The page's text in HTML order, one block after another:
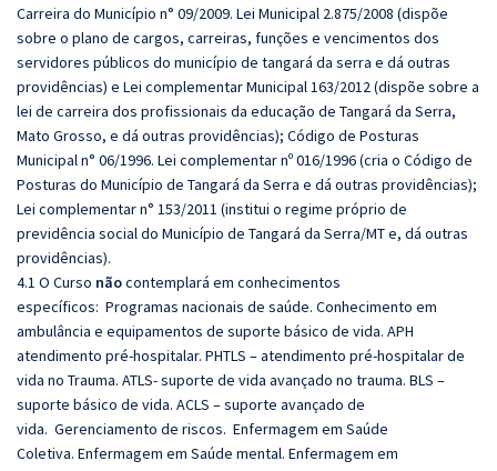
Carreira do Município n° 09/2009. Lei Municipal 2.875/2008 (dispõe
sobre o plano de cargos, carreiras, funções e vencimentos dos
servidores públicos do município de tangará da serra e dá outras
providências) e Lei complementar Municipal 163/2012 (dispõe sobre a
lei de carreira dos profissionais da educação de Tangará da Serra,
Mato Grosso, e dá outras providências); Código de Posturas
Municipal n° 06/1996. Lei complementar nº 016/1996 (cria o Código de
Posturas do Município de Tangará da Serra e dá outras providências);
Lei complementar n° 153/2011 (institui o regime próprio de
previdência social do Município de Tangará da Serra/MT e, dá outras
providências).
4.1 O Curso nãocontemplará em conhecimentos
específicos: Programas nacionais de saúde. Conhecimento em
ambulância e equipamentos de suporte básico de vida. APH
atendimento pré-hospitalar. PHTLS – atendimento pré-hospitalar de
vida no Trauma. ATLS- suporte de vida avançado no trauma. BLS –
suporte básico de vida. ACLS – suporte avançado de
vida. Gerenciamento de riscos. Enfermagem em Saúde
Coletiva. Enfermagem em Saúde mental. Enfermagem em